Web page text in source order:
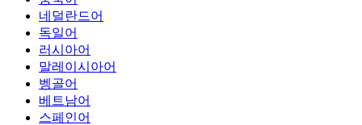
네덜란드어
독일어
러시아어
말레이시아어
벵골어
베트남어
스페인어